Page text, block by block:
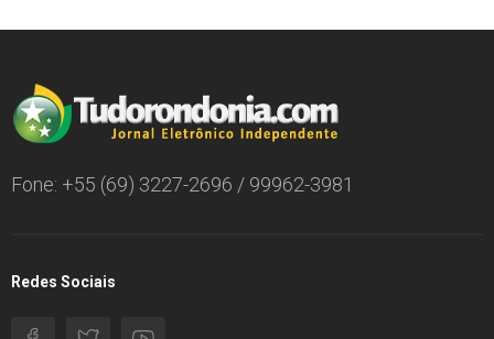
Fone: +55 (69) 3227-2696 / 99962-3981
Redes Sociais